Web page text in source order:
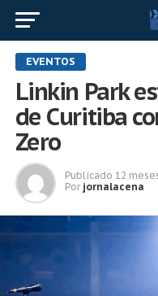
EVENTOS
Linkin Park
de Curitiba
Zero
Publicado 12
Por jornalacena